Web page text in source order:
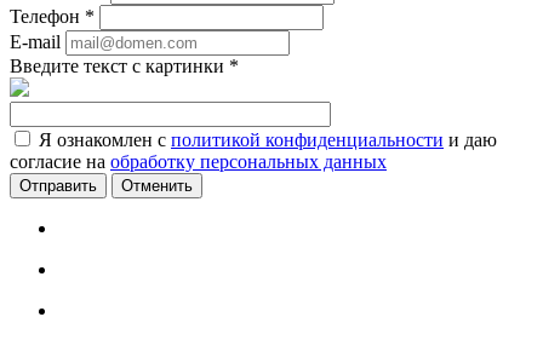
Телефон *
E-mail
Введите текст с картинки *
Я ознакомлен с политикой конфиденциальности и даю
согласие на обработку персональных данных
Отменить